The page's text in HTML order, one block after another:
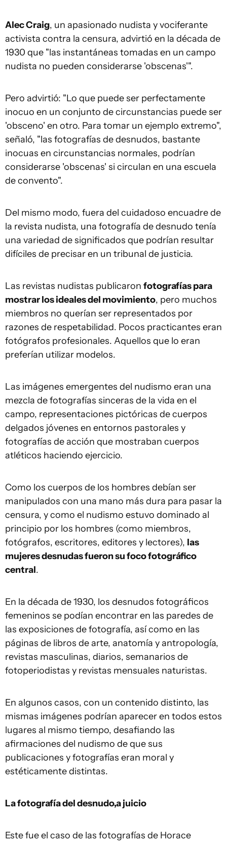
Alec Craig, un apasionado nudista y vociferante
activista contra la censura, advirtió en la década de
1930 que "las instantáneas tomadas en un campo
nudista no pueden considerarse 'obscenas'".
Pero advirtió: "Lo que puede ser perfectamente
inocuo en un conjunto de circunstancias puede ser
'obsceno' en otro. Para tomar un ejemplo extremo",
señaló, "las fotografías de desnudos, bastante
inocuas en circunstancias normales, podrían
considerarse 'obscenas' si circulan en una escuela
de convento".
Del mismo modo, fuera del cuidadoso encuadre de
la revista nudista, una fotografía de desnudo tenía
una variedad de significados que podrían resultar
difíciles de precisar en un tribunal de justicia.
Las revistas nudistas publicaron fotografías para
mostrar los ideales del movimiento, pero muchos
miembros no querían ser representados por
razones de respetabilidad. Pocos practicantes eran
fotógrafos profesionales. Aquellos que lo eran
preferían utilizar modelos.
Las imágenes emergentes del nudismo eran una
mezcla de fotografías sinceras de la vida en el
campo, representaciones pictóricas de cuerpos
delgados jóvenes en entornos pastorales y
fotografías de acción que mostraban cuerpos
atléticos haciendo ejercicio.
Como los cuerpos de los hombres debían ser
manipulados con una mano más dura para pasar la
censura, y como el nudismo estuvo dominado al
principio por los hombres (como miembros,
fotógrafos, escritores, editores y lectores), las
mujeres desnudas fueron su foco fotográfico
central.
En la década de 1930, los desnudos fotográficos
femeninos se podían encontrar en las paredes de
las exposiciones de fotografía, así como en las
páginas de libros de arte, anatomía y antropología,
revistas masculinas, diarios, semanarios de
fotoperiodistas y revistas mensuales naturistas.
En algunos casos, con un contenido distinto, las
mismas imágenes podrían aparecer en todos estos
lugares al mismo tiempo, desafiando las
afirmaciones del nudismo de que sus
publicaciones y fotografías eran moral y
estéticamente distintas.
La fotografíadeldesnudo,ajuicio
Este fue el caso de las fotografías de Horace